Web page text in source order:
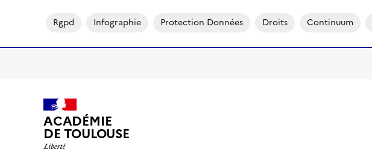
Rgpd Infographie Protection Données Droits Continuum
ACADÉMIE
DE TOULOUSE